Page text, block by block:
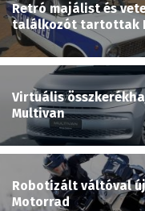
Retró majálist és
találkozót tartottak
Virtuális
Multivan
Robotizált váltóval
Motorrad